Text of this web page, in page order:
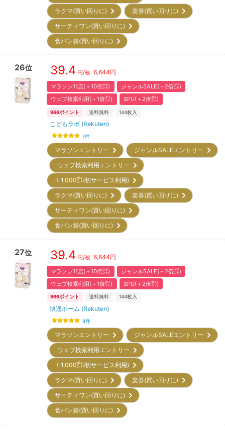
ラクマ(買い回りに)
楽券(買い回りに)
サーティワン(買い回りに)
食パン袋(買い回りに)
26位 39.4 円/枚 6,644円
マラソン11店(＋10倍㌽)
ジャンルSALE(＋2倍㌽)
ウェブ検索利用(＋1倍㌽)
SPU(＋2倍㌽)
966ポイント 送料無料 144枚入
こどもラボ (Rakuten)
7件
マラソンエントリー
ジャンルSALEエントリー
ウェブ検索利用エントリー
＋1,000㌽(初サービス利用)
ラクマ(買い回りに)
楽券(買い回りに)
サーティワン(買い回りに)
食パン袋(買い回りに)
27位 39.4 円/枚 6,644円
マラソン11店(＋10倍㌽)
ジャンルSALE(＋2倍㌽)
ウェブ検索利用(＋1倍㌽)
SPU(＋2倍㌽)
966ポイント 送料無料 144枚入
快適ホーム (Rakuten)
9件
マラソンエントリー
ジャンルSALEエントリー
ウェブ検索利用エントリー
＋1,000㌽(初サービス利用)
ラクマ(買い回りに)
楽券(買い回りに)
サーティワン(買い回りに)
食パン袋(買い回りに)